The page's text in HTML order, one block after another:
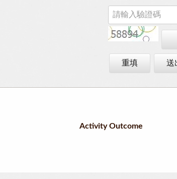
重填 送
Activity Outcome